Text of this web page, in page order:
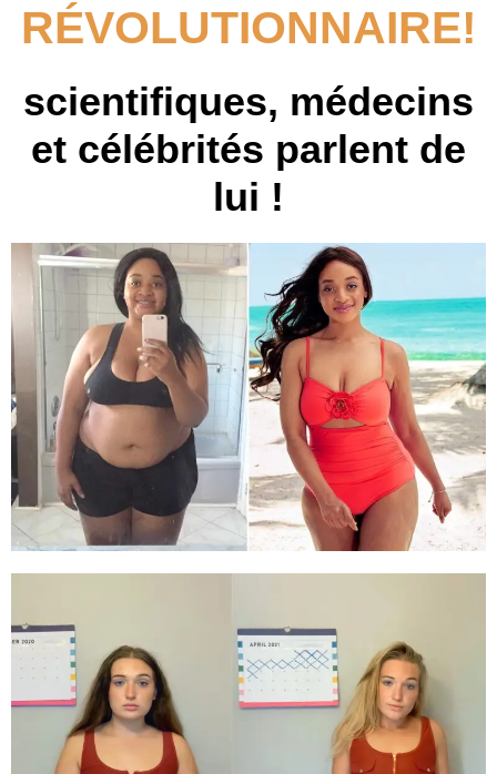
RÉVOLUTIONNAIRE!
scientifiques, médecins
et célébrités parlent de
lui !